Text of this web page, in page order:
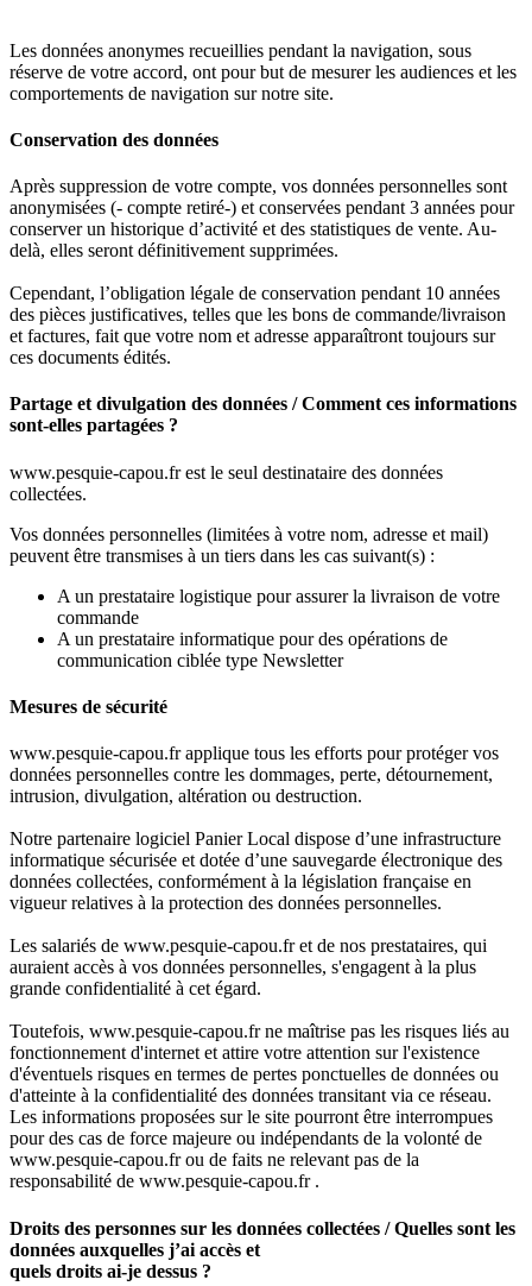
Les données anonymes recueillies pendant la navigation, sous
réserve de votre accord, ont pour but de mesurer les audiences et les
comportements de navigation sur notre site.
Conservation des données
Après suppression de votre compte, vos données personnelles sont
anonymisées (- compte retiré-) et conservées pendant 3 années pour
conserver un historique d’activité et des statistiques de vente. Au-
delà, elles seront définitivement supprimées.
Cependant, l’obligation légale de conservation pendant 10 années
des pièces justificatives, telles que les bons de commande/livraison
et factures, fait que votre nom et adresse apparaîtront toujours sur
ces documents édités.
Partage et divulgation des données / Comment ces informations
sont-elles partagées ?
www.pesquie-capou.fr est le seul destinataire des données
collectées.
Vos données personnelles (limitées à votre nom, adresse et mail)
peuvent être transmises à un tiers dans les cas suivant(s) :
A un prestataire logistique pour assurer la livraison de votre
commande
A un prestataire informatique pour des opérations de
communication ciblée type Newsletter
Mesures de sécurité
www.pesquie-capou.fr applique tous les efforts pour protéger vos
données personnelles contre les dommages, perte, détournement,
intrusion, divulgation, altération ou destruction.
Notre partenaire logiciel Panier Local dispose d’une infrastructure
informatique sécurisée et dotée d’une sauvegarde électronique des
données collectées, conformément à la législation française en
vigueur relatives à la protection des données personnelles.
Les salariés de www.pesquie-capou.fr et de nos prestataires, qui
auraient accès à vos données personnelles, s'engagent à la plus
grande confidentialité à cet égard.
Toutefois, www.pesquie-capou.fr ne maîtrise pas les risques liés au
fonctionnement d'internet et attire votre attention sur l'existence
d'éventuels risques en termes de pertes ponctuelles de données ou
d'atteinte à la confidentialité des données transitant via ce réseau.
Les informations proposées sur le site pourront être interrompues
pour des cas de force majeure ou indépendants de la volonté de
www.pesquie-capou.fr ou de faits ne relevant pas de la
responsabilité de www.pesquie-capou.fr .
Droits des personnes sur les données collectées / Quelles sont les
données auxquelles j’ai accès et
quels droits ai-je dessus ?